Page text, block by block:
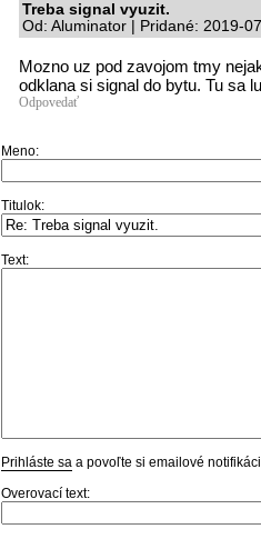
Treba signal vyuzit.
Od: Aluminator | Pridané: 2019-
Mozno uz pod zavojom tmy
odklana si signal do bytu. Tu sa
Odpovedať
Meno:
Titulok:
Text:
Prihláste sa a povoľte si emailové
Overovací text: